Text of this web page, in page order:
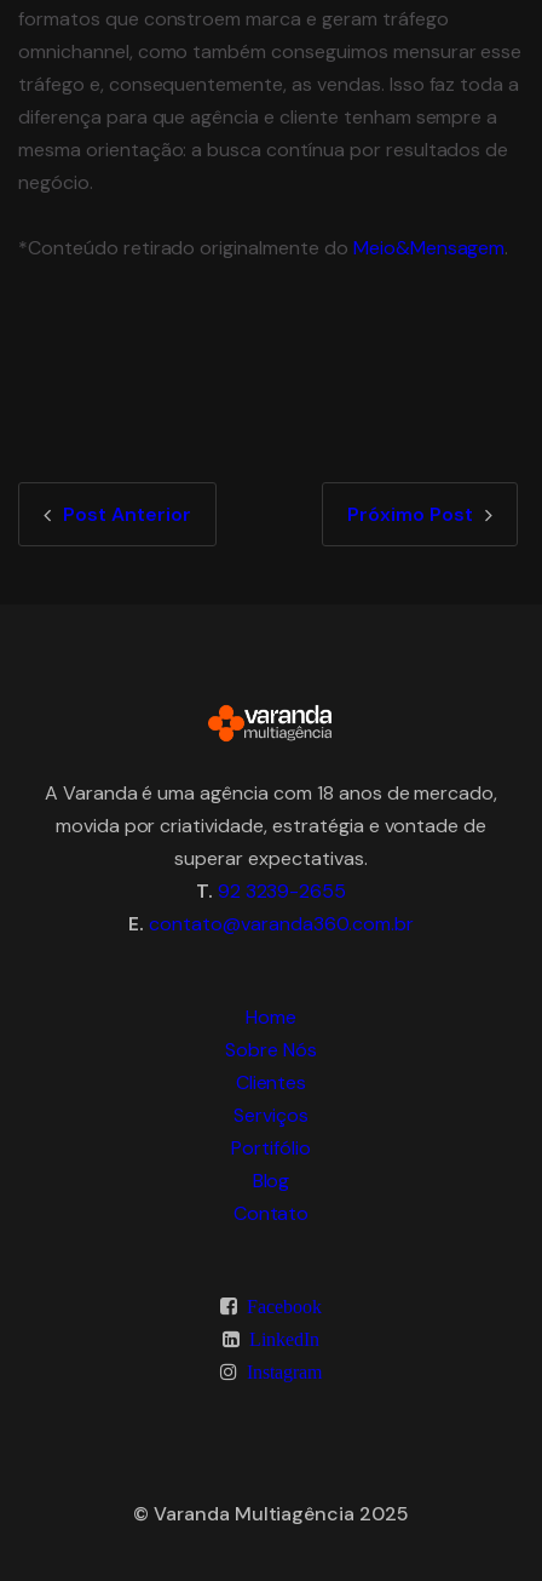
formatos que constroem marca e geram tráfego
omnichannel, como também conseguimos mensurar esse
tráfego e, consequentemente, as vendas. Isso faz toda a
diferença para que agência e cliente tenham sempre a
mesma orientação: a busca contínua por resultados de
negócio.
*Conteúdo retirado originalmente do Meio&Mensagem.
Post Anterior Próximo Post
A Varanda é uma agência com 18 anos de mercado,
movida por criatividade, estratégia e vontade de
superar expectativas.
T. 92 3239-2655
E. contato@varanda360.com.br
Home
Sobre Nós
Clientes
Serviços
Portifólio
Blog
Contato
Facebook
LinkedIn
Instagram
© Varanda Multiagência 2025